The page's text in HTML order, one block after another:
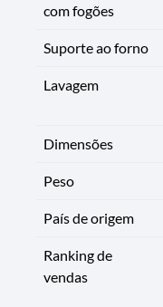
com fogões
Suporte ao forno
Lavagem
Dimensões
Peso
País de origem
Ranking de
vendas